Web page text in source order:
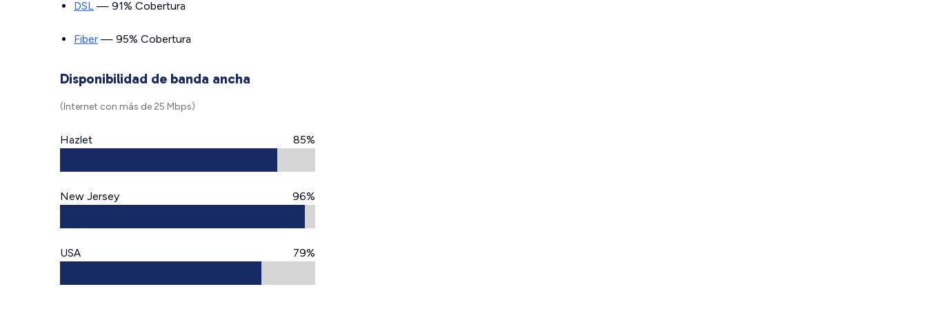
DSL — 91% Cobertura
Fiber — 95% Cobertura
Disponibilidad de banda ancha
(Internet con más de 25 Mbps)
Hazlet 85%
New Jersey 96%
USA 79%